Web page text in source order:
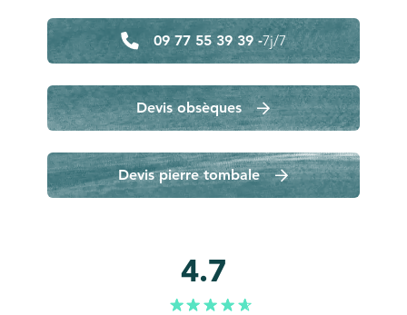
09 77 55 39 39 -7j/7
Devis obsèques
Devis pierre tombale
4.7